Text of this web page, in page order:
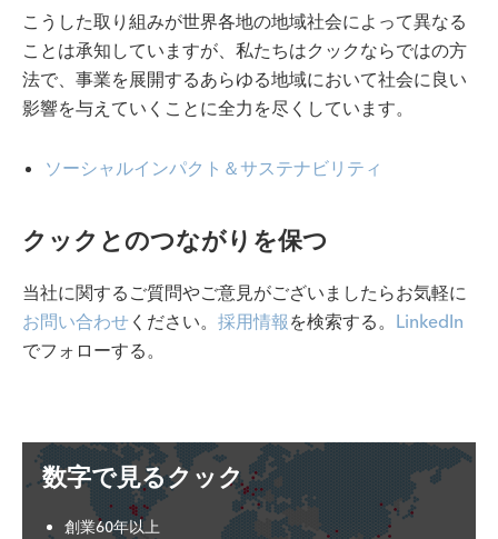
こうした取り組みが世界各地の地域社会によって異なる
ことは承知していますが、私たちはクックならではの方
法で、事業を展開するあらゆる地域において社会に良い
影響を与えていくことに全力を尽くしています。
ソーシャルインパクト＆サステナビリティ
クックとのつながりを保つ
当社に関するご質問やご意見がございましたらお気軽に
お問い合わせ ください。 採用情報 を検索する。 LinkedIn
でフォローする。
数字で見るクック
創業60年以上